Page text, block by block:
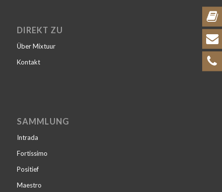
DIREKT ZU
Über Mixtuur
Kontakt
SAMMLUNG
Intrada
Fortissimo
Positief
Maestro